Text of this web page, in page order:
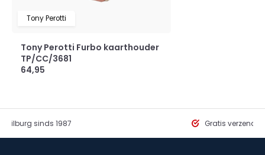
Tony Perotti
Tony Perotti Furbo kaarthouder
TP/CC/3681
64,95
Tilburg sinds 1987 Gratis